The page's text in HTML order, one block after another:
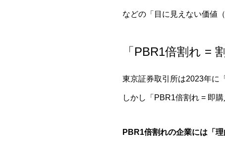
などの「目に見えない価値
「PBR1倍割れ =
東京証券取引所は2023年に
しかし「PBR1倍割れ = 即
PBR1倍割れの企業には「